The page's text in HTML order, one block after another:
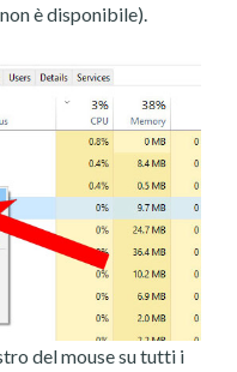
è disponibile).
del mouse su tutti i